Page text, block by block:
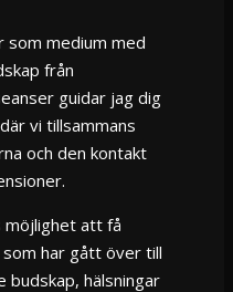
som medium med
från
guidar jag dig
vi tillsammans
och den kontakt
möjlighet att få
har gått över till
budskap, hälsningar